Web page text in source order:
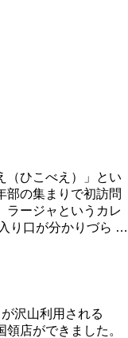
（ひこべえ）」とい
部の集まりで初訪問
ラージャというカレ
り口が分かりづら …
沢山利用される
領店ができました。